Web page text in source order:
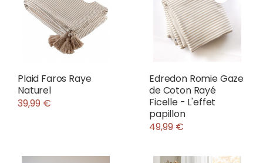
Plaid Faros Raye
Naturel
39,99 €
Edredon Romie Gaze
de Coton Rayé
Ficelle - L'effet
papillon
49,99 €